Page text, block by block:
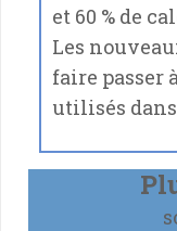
et 60 % de
Les
faire passer
utilisés